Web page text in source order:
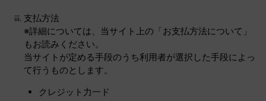
支払方法
※詳細については、当サイト上の「お支払方法について」
もお読みください。
当サイトが定める手段のうち利用者が選択した手段によっ
て行うものとします。
クレジット力一ド